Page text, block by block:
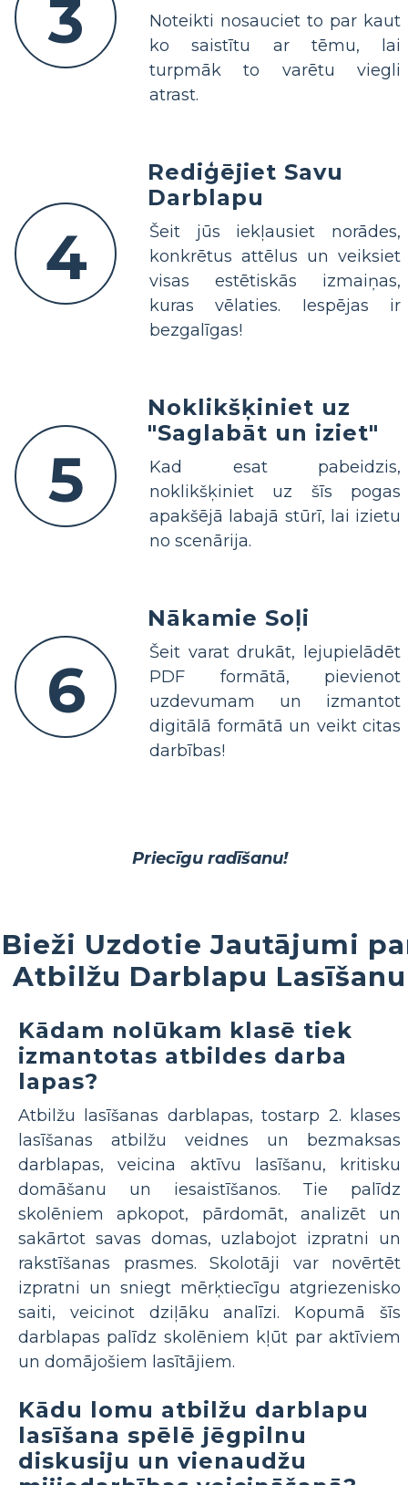
3
Noteikti nosauciet to par kaut
ko saistītu ar tēmu, lai
turpmāk to varētu viegli
atrast.
4
Rediģējiet Savu
Darblapu
Šeit jūs iekļausiet norādes,
konkrētus attēlus un veiksiet
visas estētiskās izmaiņas,
kuras vēlaties. Iespējas ir
bezgalīgas!
5
Noklikšķiniet uz
"Saglabāt un iziet"
Kad esat pabeidzis,
noklikšķiniet uz šīs pogas
apakšējā labajā stūrī, lai izietu
no scenārija.
6
Nākamie Soļi
Šeit varat drukāt, lejupielādēt
PDF formātā, pievienot
uzdevumam un izmantot
digitālā formātā un veikt citas
darbības!
Priecīgu radīšanu!
Bieži Uzdotie Jautājumi
Atbilžu Darblapu Lasīšanu
Kādam nolūkam klasē tiek
izmantotas atbildes darba
lapas?
Atbilžu lasīšanas darblapas, tostarp 2. klases
lasīšanas atbilžu veidnes un bezmaksas
darblapas, veicina aktīvu lasīšanu, kritisku
domāšanu un iesaistīšanos. Tie palīdz
skolēniem apkopot, pārdomāt, analizēt un
sakārtot savas domas, uzlabojot izpratni un
rakstīšanas prasmes. Skolotāji var novērtēt
izpratni un sniegt mērķtiecīgu atgriezenisko
saiti, veicinot dziļāku analīzi. Kopumā šīs
darblapas palīdz skolēniem kļūt par aktīviem
un domājošiem lasītājiem.
Kādu lomu atbilžu darblapu
lasīšana spēlē jēgpilnu
diskusiju un vienaudžu